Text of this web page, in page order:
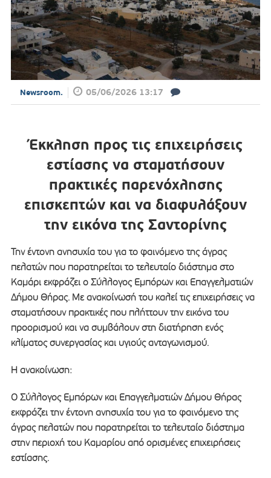
Newsroom. 05/06/2026 13:17
Έκκληση προς τις επιχειρήσεις
εστίασης να σταματήσουν
πρακτικές παρενόχλησης
επισκεπτών και να διαφυλάξουν
την εικόνα της Σαντορίνης
Την έντονη ανησυχία του για το φαινόμενο της άγρας
πελατών που παρατηρείται το τελευταίο διάστημα στο
Καμάρι εκφράζει ο Σύλλογος Εμπόρων και Επαγγελματιών
Δήμου Θήρας. Με ανακοίνωσή του καλεί τις επιχειρήσεις να
σταματήσουν πρακτικές που πλήττουν την εικόνα του
προορισμού και να συμβάλουν στη διατήρηση ενός
κλίματος συνεργασίας και υγιούς ανταγωνισμού.
Η ανακοίνωση:
Ο Σύλλογος Εμπόρων και Επαγγελματιών Δήμου Θήρας
εκφράζει την έντονη ανησυχία του για το φαινόμενο της
άγρας πελατών που παρατηρείται το τελευταίο διάστημα
στην περιοχή του Καμαρίου από ορισμένες επιχειρήσεις
εστίασης.